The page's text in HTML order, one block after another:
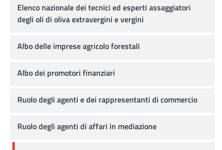
Elenco nazionale dei tecnici ed esperti assaggiatori
degli oli di oliva extravergini e vergini
Albo delle imprese agricolo forestali
Albo dei promotori finanziari
Ruolo degli agenti e dei rappresentanti di commercio
Ruolo degli agenti di affari in mediazione